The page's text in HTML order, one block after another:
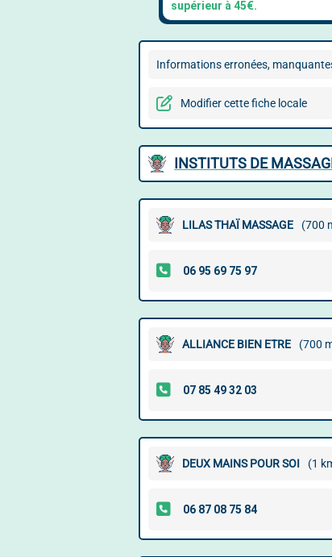
Informations erronées,
Modifier cette fiche locale
INSTITUTS DE
LILAS THAÏ MASSAGE (700
ALLIANCE BIEN ETRE (700
DEUX MAINS POUR SOI (1